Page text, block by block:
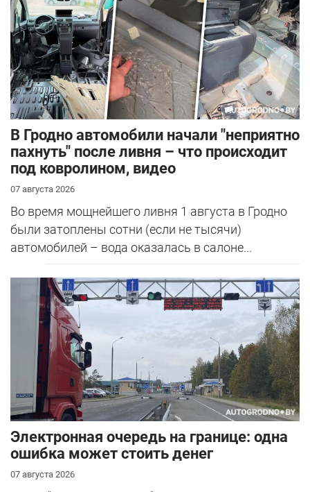
В Гродно автомобили начали "неприятно
пахнуть" после ливня – что происходит
под ковролином, видео
07 августа 2026
Во время мощнейшего ливня 1 августа в Гродно
были затоплены сотни (если не тысячи)
автомобилей – вода оказалась в салоне...
Электронная очередь на границе: одна
ошибка может стоить денег
07 августа 2026